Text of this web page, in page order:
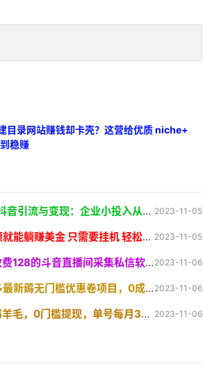
目录网站赚钱却卡壳？这营给优质 niche+
稳赚
2023-11-05
现：企业小投入从0到1玩转短视频 各行业知视频变现实战
2023-11-05
金 只需要挂机 轻松赚取100到200美刀 可以直接提现
2023-11-06
直播间采集私信软件，下载视频+一键采集+一键私信【采
2023-11-06
优惠卷项目，0成本，目前还能做，一单在50-500 (仅揭秘
2023-11-06
，0门槛提现，单号每月300＋可矩阵操作